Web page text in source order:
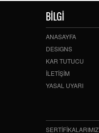
BİLGİ
ANASAYFA
DESIGNS
KAR TUTUCU
İLETİŞİM
YASAL UYARI
SERTİFİKALARIMIZ